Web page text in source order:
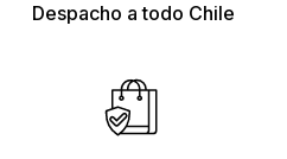
Despacho a todo Chile